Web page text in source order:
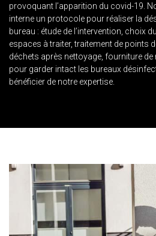
provoquant l’apparition du covid-19.
interne un protocole pour réaliser la
bureau : étude de l’intervention, choix
espaces à traiter, traitement de points
déchets après nettoyage, fourniture de
pour garder intact les bureaux
bénéficier de notre expertise.